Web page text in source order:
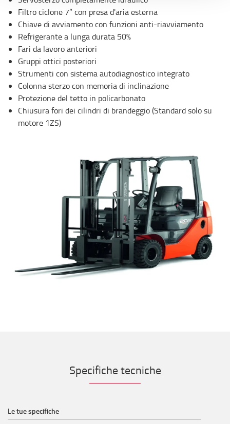
Informativa estesa cookie. La chiusura del presente
banner comporterà il permanere dei soli cookie tecnici ed
comunque modificare le tue scelte in qualsiasi momento,
accedendo al link presente nel footer.
Filtro ciclone 7” con presa d'aria esterna
Chiave di avviamento con funzioni anti-riavviamento
Refrigerante a lunga durata 50%
Fari da lavoro anteriori
Gruppi ottici posteriori
Strumenti con sistema autodiagnostico integrato
Colonna sterzo con memoria di inclinazione
Protezione del tetto in policarbonato
Chiusura fori dei cilindri di brandeggio (Standard solo su
motore 1ZS)
Specifiche tecniche
Le tue specifiche